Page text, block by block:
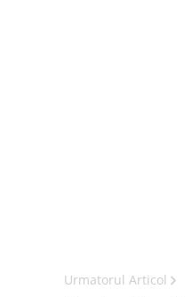
Urmatorul Articol